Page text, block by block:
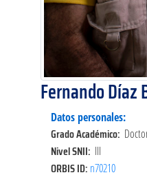
Fernando
Datos personales:
Grado Académico:
Nivel SNII: III
ORBIS ID: n70210